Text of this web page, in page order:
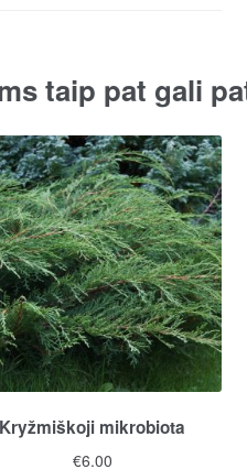
taip pat gali
Kryžmiškoji mikrobiota
€6.00